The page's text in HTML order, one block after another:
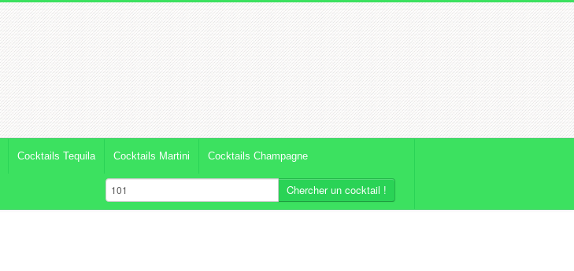
Cocktails Tequila Cocktails Martini Cocktails Champagne
Chercher un cocktail !